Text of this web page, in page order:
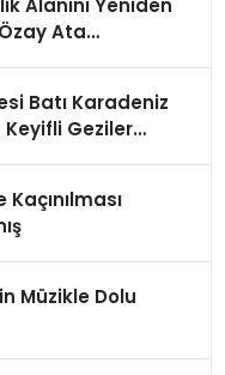
Alanını Yeniden
Ata
Batı Karadeniz
Geziler
Müzikle Dolu